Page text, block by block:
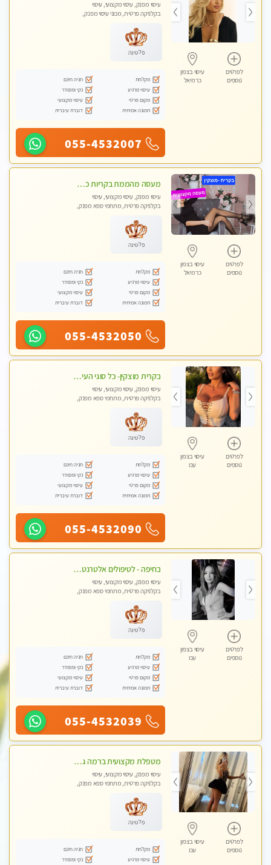
לפרטים
נוספים
עיסוי בצפון
כרמיאל
עיסוי מפנק, עיסוי מקצועי, עיסוי
בקלניקה פרטית, מכוני עיסוי מפנק,
פלטינה
מקלחת
חניה חינם
עיסוי מרגיע
נקי ומסודר
מקום פרטי
עיסוי מקצועי
תמונה אמיתית
דוברת עיברית
055-4532007
לפרטים
נוספים
עיסוי בצפון
כרמיאל
מעסה מהממת בקריות כל סוגי העיסויים מעסה מקצועית ואיכותית פרטי!!!
עיסוי מפנק, עיסוי מקצועי, עיסוי
בקלניקה פרטית, מתחמי ספא מפנק,
פלטינה
מקלחת
חניה חינם
עיסוי מרגיע
נקי ומסודר
מקום פרטי
עיסוי מקצועי
תמונה אמיתית
דוברת עיברית
055-4532050
לפרטים
נוספים
עיסוי בצפון
עכו
בקרית מוצקין- כל סוגי העיסויים מעסה מקצועית ואיכותית פרטי!!! -ללא מין !
עיסוי מפנק, עיסוי מקצועי, עיסוי
בקלניקה פרטית, מתחמי ספא מפנק,
פלטינה
מקלחת
חניה חינם
עיסוי מרגיע
נקי ומסודר
מקום פרטי
עיסוי מקצועי
תמונה אמיתית
דוברת עיברית
055-4532090
לפרטים
נוספים
עיסוי בצפון
עכו
בחיפה - לטיפולים אלטרנטיביים לעיסוי מרגיע ומפנק VIP-מומלץ לחלוטין! פרטי! ​​​​​​ Highly recommended-לקביעת תור נא להתקשר ....
עיסוי מפנק, עיסוי מקצועי, עיסוי
בקלניקה פרטית, מתחמי ספא מפנק,
פלטינה
מקלחת
חניה חינם
עיסוי מרגיע
נקי ומסודר
מקום פרטי
עיסוי מקצועי
תמונה אמיתית
דוברת עיברית
055-4532039
לפרטים
נוספים
עיסוי בצפון
עכו
מטפלת מקצועית ברמה גבוהה מומלץ מאוד !!! . . highly recommended -אין פרטים נוספים במקום -ללא מין !!
עיסוי מפנק, עיסוי מקצועי, עיסוי
בקלניקה פרטית, מתחמי ספא מפנק,
פלטינה
מקלחת
חניה חינם
עיסוי מרגיע
נקי ומסודר